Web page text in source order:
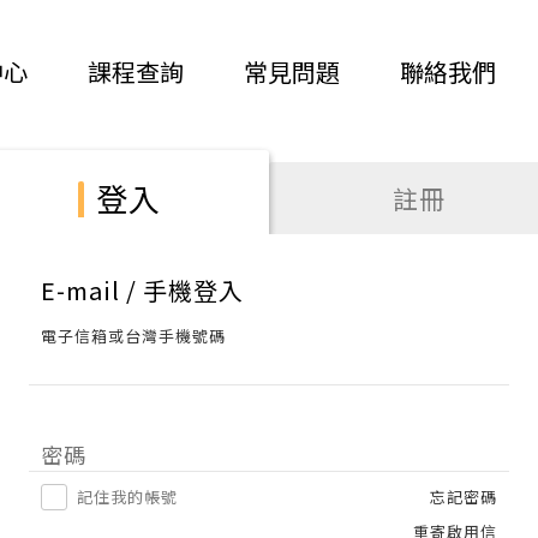
課程查詢 常見問題 聯絡我們
登入 註冊
E-mail / 手機登入
電子信箱或台灣手機號碼
密碼
記住我的帳號
忘記密碼
重寄啟用信